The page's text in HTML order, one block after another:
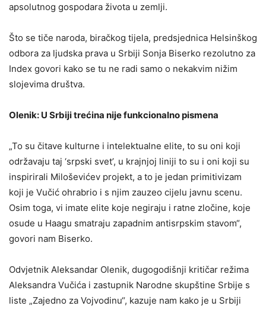
apsolutnog gospodara života u zemlji.
Što se tiče naroda, biračkog tijela, predsjednica Helsinškog
odbora za ljudska prava u Srbiji Sonja Biserko rezolutno za
Index govori kako se tu ne radi samo o nekakvim nižim
slojevima društva.
Olenik: U Srbiji trećina nije funkcionalno pismena
„To su čitave kulturne i intelektualne elite, to su oni koji
održavaju taj ‘srpski svet’, u krajnjoj liniji to su i oni koji su
inspirirali Miloševićev projekt, a to je jedan primitivizam
koji je Vučić ohrabrio i s njim zauzeo cijelu javnu scenu.
Osim toga, vi imate elite koje negiraju i ratne zločine, koje
osude u Haagu smatraju zapadnim antisrpskim stavom“,
govori nam Biserko.
Odvjetnik Aleksandar Olenik, dugogodišnji kritičar režima
Aleksandra Vučića i zastupnik Narodne skupštine Srbije s
liste „Zajedno za Vojvodinu“, kazuje nam kako je u Srbiji